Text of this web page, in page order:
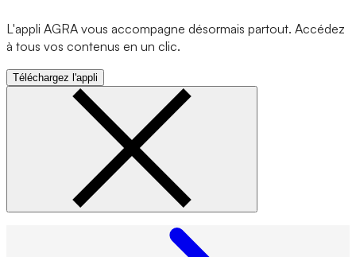
L'appli AGRA vous accompagne désormais partout. Accédez
à tous vos contenus en un clic.
Téléchargez l'appli